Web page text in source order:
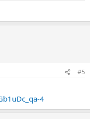
#5
4